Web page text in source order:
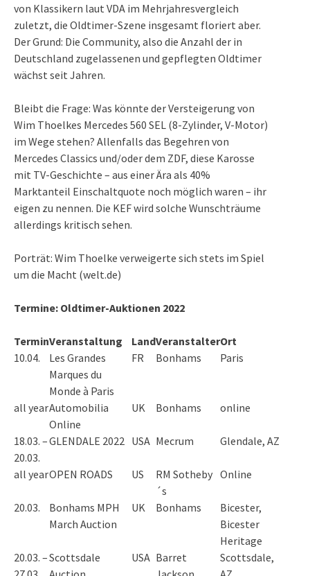
von Klassikern laut VDA im Mehrjahresvergleich
zuletzt, die Oldtimer-Szene insgesamt floriert aber.
Der Grund: Die Community, also die Anzahl der in
Deutschland zugelassenen und gepflegten Oldtimer
wächst seit Jahren.
Bleibt die Frage: Was könnte der Versteigerung von
Wim Thoelkes Mercedes 560 SEL (8-Zylinder, V-Motor)
im Wege stehen? Allenfalls das Begehren von
Mercedes Classics und/oder dem ZDF, diese Karosse
mit TV-Geschichte – aus einer Ära als 40%
Marktanteil Einschaltquote noch möglich waren – ihr
eigen zu nennen. Die KEFwird solche Wunschträume
allerdings kritisch sehen.
Porträt: Wim Thoelke verweigerte sich stets im Spiel
um die Macht (welt.de)
Termine: Oldtimer-Auktionen 2022
TerminVeranstaltung LandVeranstalterOrt
10.04.
Les Grandes
Marques du
Monde à Paris
FR Bonhams Paris
all yearAutomobilia
Online
UK Bonhams online
18.03. –
20.03.
GLENDALE 2022 USA Mecrum Glendale, AZ
all yearOPEN ROADS US
RM Sotheby
´s
Online
20.03.
Bonhams MPH
March Auction
UK Bonhams
Bicester,
Bicester
Heritage
20.03. –Scottsdale
USA Barret
Scottsdale,